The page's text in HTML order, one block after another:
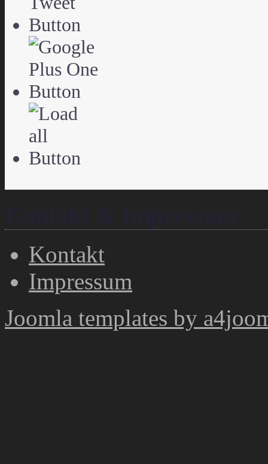
Kontakt
Impressum
Joomla templates by